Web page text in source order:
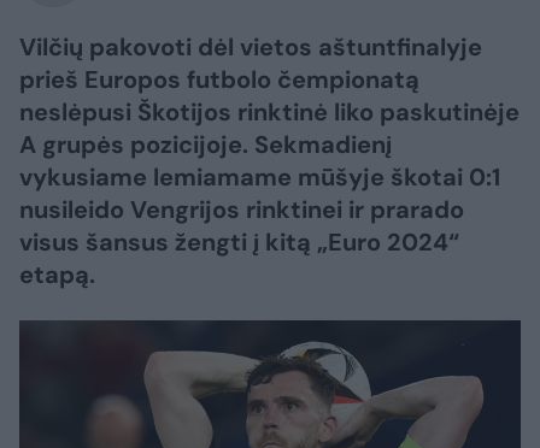
Vilčių pakovoti dėl vietos aštuntfinalyje
prieš Europos futbolo čempionatą
neslėpusi Škotijos rinktinė liko paskutinėje
A grupės pozicijoje. Sekmadienį
vykusiame lemiamame mūšyje škotai 0:1
nusileido Vengrijos rinktinei ir prarado
visus šansus žengti į kitą „Euro 2024“
etapą.